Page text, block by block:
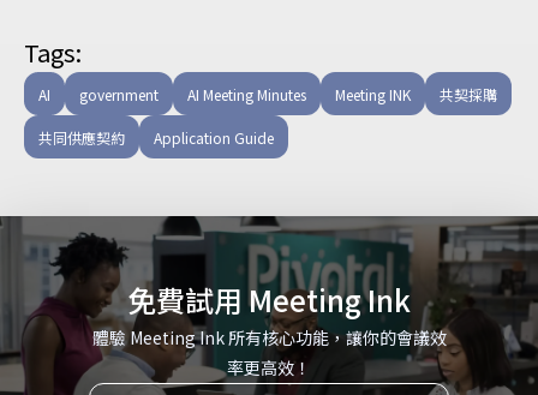
Tags:
AI government AI Meeting Minutes Meeting INK 共契採購
共同供應契約 Application Guide
免費試用 Meeting Ink
體驗 Meeting Ink 所有核心功能，讓你的會議效
率更高效！